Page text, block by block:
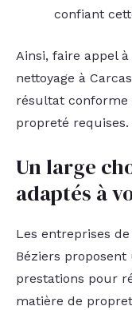
confiant
Ainsi, faire appel
nettoyage à
résultat conforme
propreté requises.
Un large
adaptés à
Les entreprises
Béziers
prestations pour
matière de